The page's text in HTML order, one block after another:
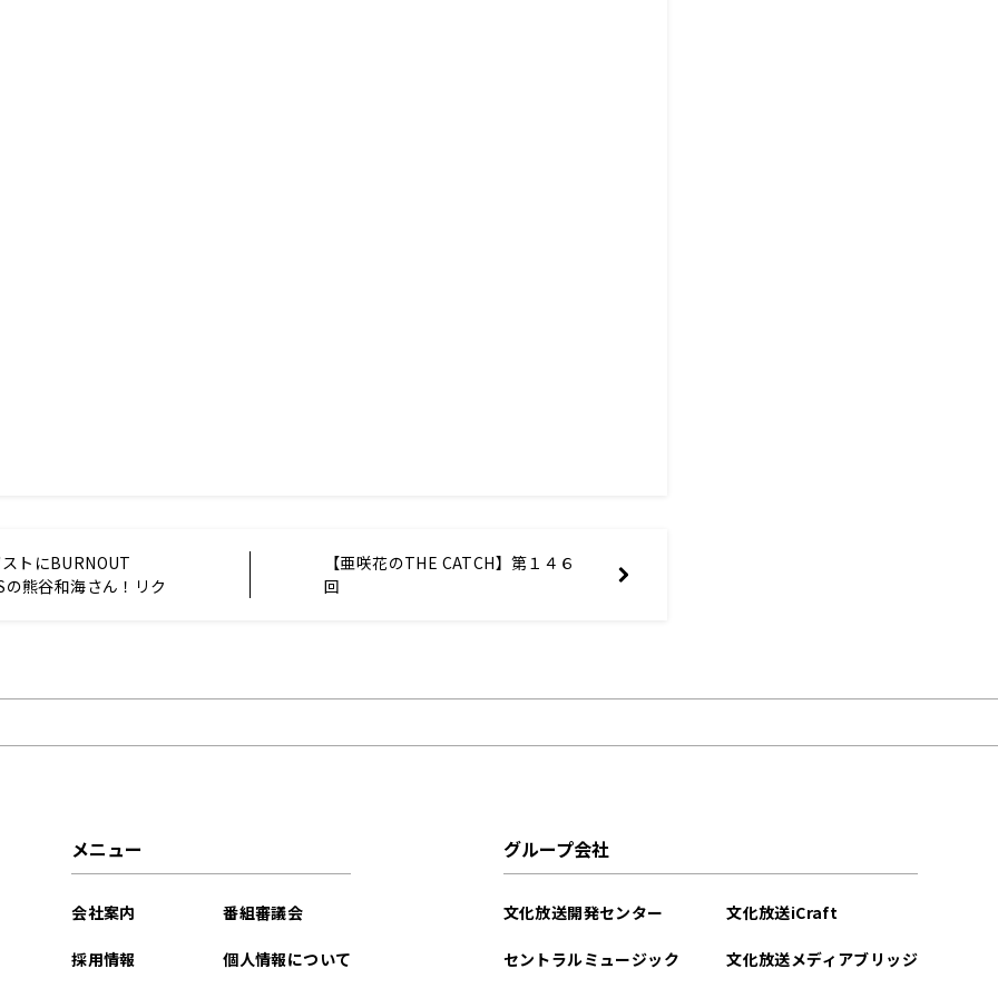
トにBURNOUT
の熊谷和海さん！リク
【亜咲花のTHE CATCH】第１４６
回
メニュー
会社案内
採用情報
番組審議会
個人情報について
グループ会社
文化放送開発センター
セントラルミュージック
文化放送iCraft
文化放送メディアブリッジ